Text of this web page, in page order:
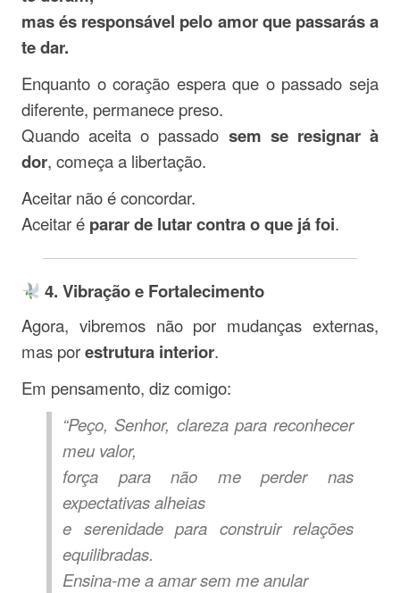
mas és responsável pelo amor que passarás a
te dar.
Enquanto o coração espera que o passado seja
diferente, permanece preso.
Quando aceita o passado sem se resignar à
dor, começa a libertação.
Aceitar não é concordar.
Aceitar é parar de lutar contra o que já foi.
4. Vibração e Fortalecimento
Agora, vibremos não por mudanças externas,
mas porestrutura interior.
Em pensamento, diz comigo:
“Peço, Senhor, clareza para reconhecer
meu valor,
força para não me perder nas
expectativas alheias
e serenidade para construir relações
equilibradas.
Ensina-me a amar sem me anular